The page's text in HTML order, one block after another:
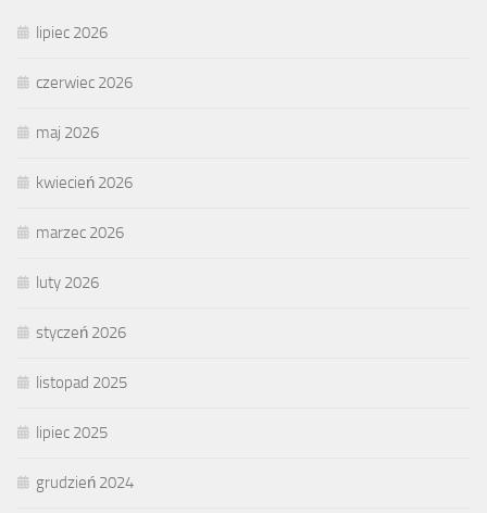
lipiec 2026
czerwiec 2026
maj 2026
kwiecień 2026
marzec 2026
luty 2026
styczeń 2026
listopad 2025
lipiec 2025
grudzień 2024